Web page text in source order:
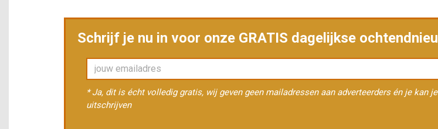
Schrijf je nu in voor onze GRATIS dagelijkse
* Ja, dit is écht volledig gratis, wij geven geen mailadressen aan adverteerders én je kan
uitschrijven